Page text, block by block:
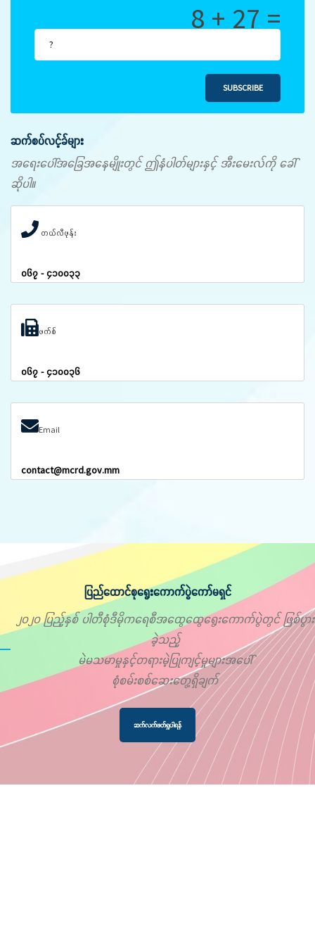
8 + 27 =
SUBSCRIBE
ဆက်စပ်လင့်ခ်များ
အရေးပေါ်အခြေအနေမျိုးတွင် ဤနံပါတ်များနှင့် အီးမေးလ်ကို ခေါ်
ဆိုပါ။
တယ်လီဖုန်း
၀၆၇ - ၄၁၀၀၃၃
ဖက်စ်
၀၆၇ - ၄၁၀၀၃၆
Email
contact@mcrd.gov.mm
ပြည်ထောင်စုရွေးကောက်ပွဲကော်မရှင်
၂၀၂၀ ပြည့်နှစ် ပါတီစုံဒီမိုကရေစီအထွေထွေရွေးကောက်ပွဲတွင် ဖြစ်ပွား
ခဲ့သည့်
မဲမသမာမှုနှင့်တရားမဲ့ပြုကျင့်မှုများအပေါ်
စုံစမ်းစစ်ဆေးတွေ့ရှိချက်
ဆက်လက်ဖတ်ရှုပါရန်